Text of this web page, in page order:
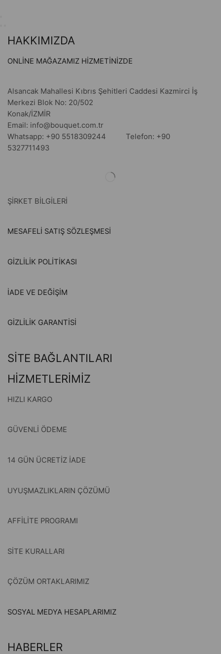
HAKKIMIZDA
ONLİNE MAĞAZAMIZ HİZMETİNİZDE
Alsancak Mahallesi Kıbrıs Şehitleri Caddesi Kazmirci İş
Merkezi Blok No: 20/502
Konak/İZMİR
Email: info@bouquet.com.tr
Whatsapp: +90 5518309244 Telefon: +90
5327711493
ŞİRKET BİLGİLERİ
MESAFELİ SATIŞ SÖZLEŞMESİ
GİZLİLİK POLİTİKASI
İADE VE DEĞİŞİM
GİZLİLİK GARANTİSİ
SİTE BAĞLANTILARI
HİZMETLERİMİZ
HIZLI KARGO
GÜVENLİ ÖDEME
14 GÜN ÜCRETİZ İADE
UYUŞMAZLIKLARIN ÇÖZÜMÜ
AFFİLİTE PROGRAMI
SİTE KURALLARI
ÇÖZÜM ORTAKLARIMIZ
SOSYAL MEDYA HESAPLARIMIZ
HABERLER